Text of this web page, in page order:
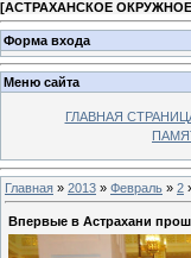
[АСТРАХАНСКОЕ
Форма входа
Меню сайта
ГЛАВНАЯ
Главная » 2013 » Февраль » 2
Впервые в Астрахани